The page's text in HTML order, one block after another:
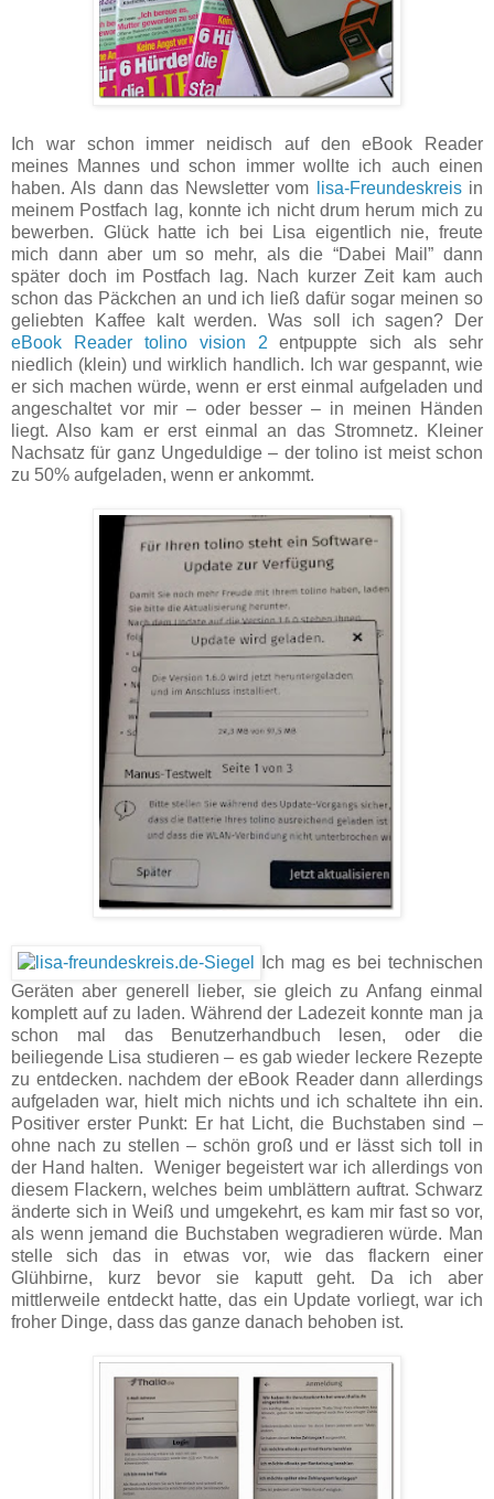
Ich war schon immer neidisch auf den eBook Reader
meines Mannes und schon immer wollte ich auch einen
haben. Als dann das Newsletter vom
lisa-Freundeskreisin
meinem Postfach lag, konnte ich nicht drum herum mich zu
bewerben. Glück hatte ich bei Lisa eigentlich nie, freute
mich dann aber um so mehr, als die “Dabei Mail” dann
später doch im Postfach lag. Nach kurzer Zeit kam auch
schon das Päckchen an und ich ließ dafür sogar meinen so
geliebten Kaffee kalt werden. Was soll ich sagen? Der
eBook Reader tolino vision 2 entpuppte sich als sehr
niedlich (klein) und wirklich handlich. Ich war gespannt, wie
er sich machen würde, wenn er erst einmal aufgeladen und
angeschaltet vor mir – oder besser – in meinen Händen
liegt. Also kam er erst einmal an das Stromnetz. Kleiner
Nachsatz für ganz Ungeduldige – der tolino ist meist schon
zu 50% aufgeladen, wenn er ankommt.
Ich mag es bei technischen
Geräten aber generell lieber, sie gleich zu Anfang einmal
komplett auf zu laden. Während der Ladezeit konnte man ja
schon mal das Benutzerhandbuch lesen, oder die
beiliegende Lisa studieren – es gab wieder leckere Rezepte
zu entdecken. nachdem der eBook Reader dann allerdings
aufgeladen war, hielt mich nichts und ich schaltete ihn ein.
Positiver erster Punkt: Er hat Licht, die Buchstaben sind –
ohne nach zu stellen – schön groß und er lässt sich toll in
der Hand halten. Weniger begeistert war ich allerdings von
diesem Flackern, welches beim umblättern auftrat. Schwarz
änderte sich in Weiß und umgekehrt, es kam mir fast so vor,
als wenn jemand die Buchstaben wegradieren würde. Man
stelle sich das in etwas vor, wie das flackern einer
Glühbirne, kurz bevor sie kaputt geht. Da ich aber
mittlerweile entdeckt hatte, das ein Update vorliegt, war ich
froher Dinge, dass das ganze danach behoben ist.